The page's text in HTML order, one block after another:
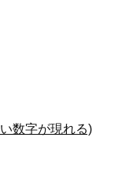
数字が現れる)